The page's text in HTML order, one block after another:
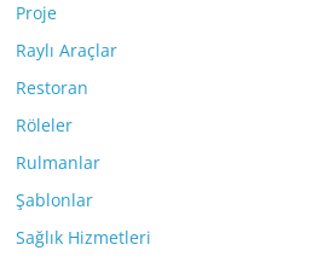
Proje
Raylı Araçlar
Restoran
Röleler
Rulmanlar
Şablonlar
Sağlık Hizmetleri